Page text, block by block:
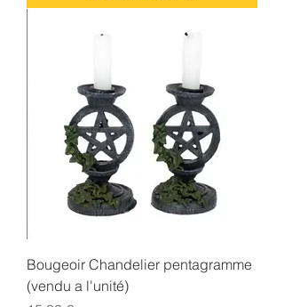
Bougeoir Chandelier pentagramme
(vendu a l'unité)